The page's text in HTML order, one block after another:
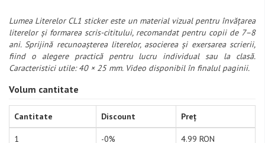
Lumea Literelor CL1 sticker este un material vizual pentru învățarea
literelor și formarea scris-cititului, recomandat pentru copii de 7–8
ani. Sprijină recunoașterea literelor, asocierea și exersarea scrierii,
fiind o alegere practică pentru lucru individual sau la clasă.
Caracteristici utile: 40 × 25 mm. Video disponibil în finalul paginii.
Volum cantitate
Cantitate Discount Preț
1 -0% 4.99 RON